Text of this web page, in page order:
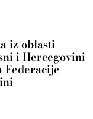
iz oblasti
i Hercegovini
Federacije